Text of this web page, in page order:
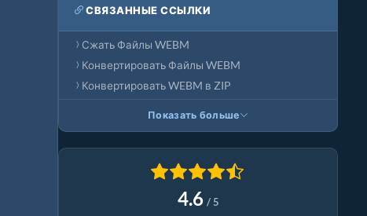
СВЯЗАННЫЕ ССЫЛКИ
Сжать Файлы WEBM
Конвертировать Файлы WEBM
Конвертировать WEBM в ZIP
Показать больше
4.6 / 5